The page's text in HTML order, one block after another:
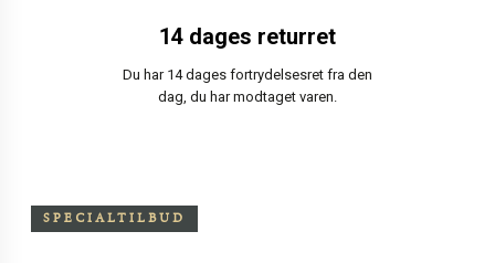
14 dages returret
Du har 14 dages fortrydelsesret fra den
dag, du har modtaget varen.
SPECIALTILBUD